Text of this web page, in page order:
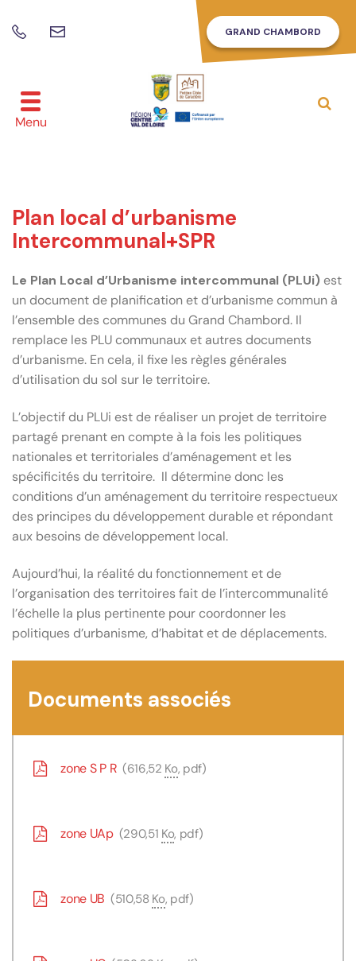
60
46
GRAND CHAMBORD
Menu
Plan local d’urbanisme
Intercommunal+SPR
Le Plan Local d’Urbanisme intercommunal (PLUi) est
un document de planification et d’urbanisme commun à
l’ensemble des communes du Grand Chambord. Il
remplace les PLU communaux et autres documents
d’urbanisme. En cela, il fixe les règles générales
d’utilisation du sol sur le territoire.
L’objectif du PLUi est de réaliser un projet de territoire
partagé prenant en compte à la fois les politiques
nationales et territoriales d’aménagement et les
spécificités du territoire. Il détermine donc les
conditions d’un aménagement du territoire respectueux
des principes du développement durable et répondant
aux besoins de développement local.
Aujourd’hui, la réalité du fonctionnement et de
l’organisation des territoires fait de l’intercommunalité
l’échelle la plus pertinente pour coordonner les
politiques d’urbanisme, d’habitat et de déplacements.
Documents associés
zone S P R 616,52 Ko, pdf
zone UAp 290,51 Ko, pdf
zone UB 510,58 Ko, pdf